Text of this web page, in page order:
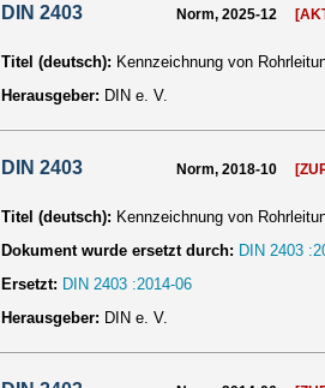
DIN 2403 Norm, 2025-12
Titel (deutsch): Kennzeichnung von
Herausgeber: DIN e. V.
DIN 2403 Norm, 2018-10
Titel (deutsch): Kennzeichnung von
Dokument wurde ersetzt durch: DIN 2403
Ersetzt: DIN 2403 :2014-06
Herausgeber: DIN e. V.